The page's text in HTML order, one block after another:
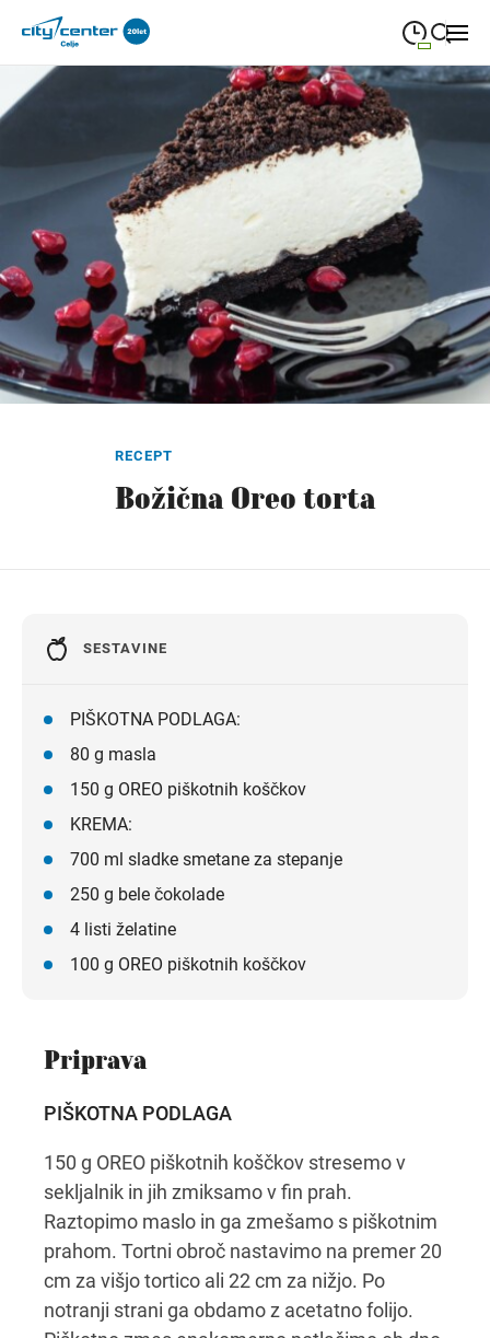
Close search
PONEDELJEK 09:00—21:00
09:00 —21:00
09:00—
četrtek
ČETRTEK —21:00
petek
PETEK 09:00 —21:00
sobota
SOBOTA 08:00—21:00
Redni in praznični odpiralni čas
Navodila za pot
RECEPT
Božična Oreo torta
SESTAVINE
PIŠKOTNA PODLAGA:
80 g masla
150 g OREO piškotnih koščkov
KREMA:
700 ml sladke smetane za stepanje
250 g bele čokolade
4 listi želatine
100 g OREO piškotnih koščkov
Priprava
PIŠKOTNA PODLAGA
150 g OREO piškotnih koščkov stresemo v
sekljalnik in jih zmiksamo v fin prah.
Raztopimo maslo in ga zmešamo s piškotnim
prahom. Tortni obroč nastavimo na premer 20
cm za višjo tortico ali 22 cm za nižjo. Po
notranji strani ga obdamo z acetatno folijo.